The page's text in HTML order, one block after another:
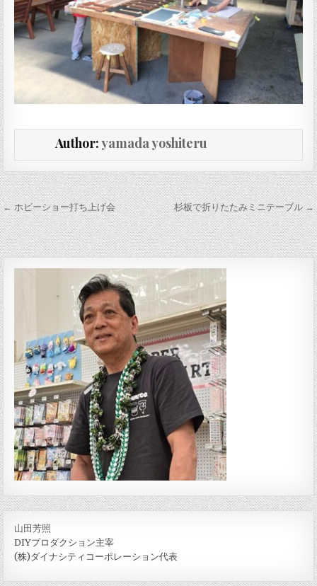
Author:yamada yoshiteru
投稿ナビゲーション
← ホビーショー打ち上げ会 杉板で折りたたみミニテーブル →
山田芳照
DIYプロダクション主宰
(株)ダイナシティコーポレーション代表